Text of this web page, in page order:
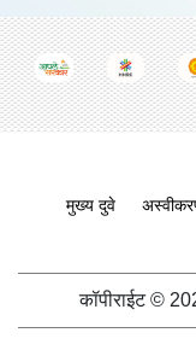
Footer menu
मुख्य दुवे
कॉपीराईट ©